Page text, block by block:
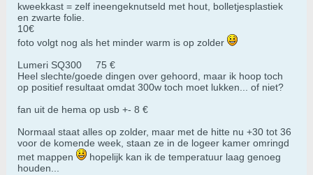
kweekkast = zelf ineengeknutseld met hout, bolletjesplastiek
en zwarte folie.
10€
foto volgt nog als het minder warm is op zolder
Lumeri SQ300
​75 €
Heel slechte/goede dingen over gehoord, maar ik hoop toch
op positief resultaat omdat 300w toch moet lukken... of niet?
fan uit de hema op usb +- 8 €
Normaal staat alles op zolder, maar met de hitte nu +30 tot 36
voor de komende week, staan ze in de logeer kamer omringd
met mappen
hopelijk kan ik de temperatuur laag genoeg
houden...